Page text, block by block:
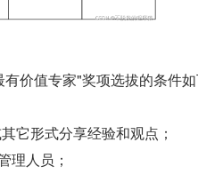
有价值专家"奖项选拔的条件
它形式分享经验和观点；
理人员；